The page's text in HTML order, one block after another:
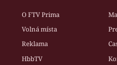
O FTV Prima
Volná místa
Reklama
HbbTV